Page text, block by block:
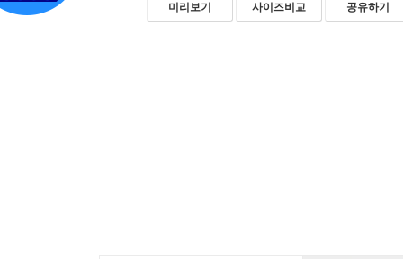
미리보기 사이즈비교 공유하기